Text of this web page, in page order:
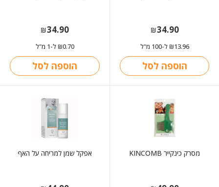
₪34.90
₪13.96 ל-100 מ"ל
הוספה לסל
₪34.90
₪0.70 ל-1 מ"ל
הוספה לסל
מסרק כינקייר KINCOMB אפקל שמן למריחה על האף